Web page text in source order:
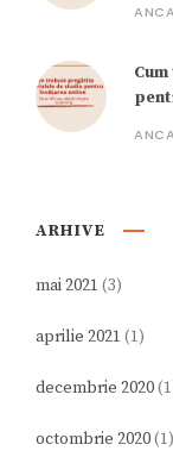
ARHIVE
mai 2021 (3)
aprilie 2021 (1)
decembrie 2020
octombrie 2020(1)